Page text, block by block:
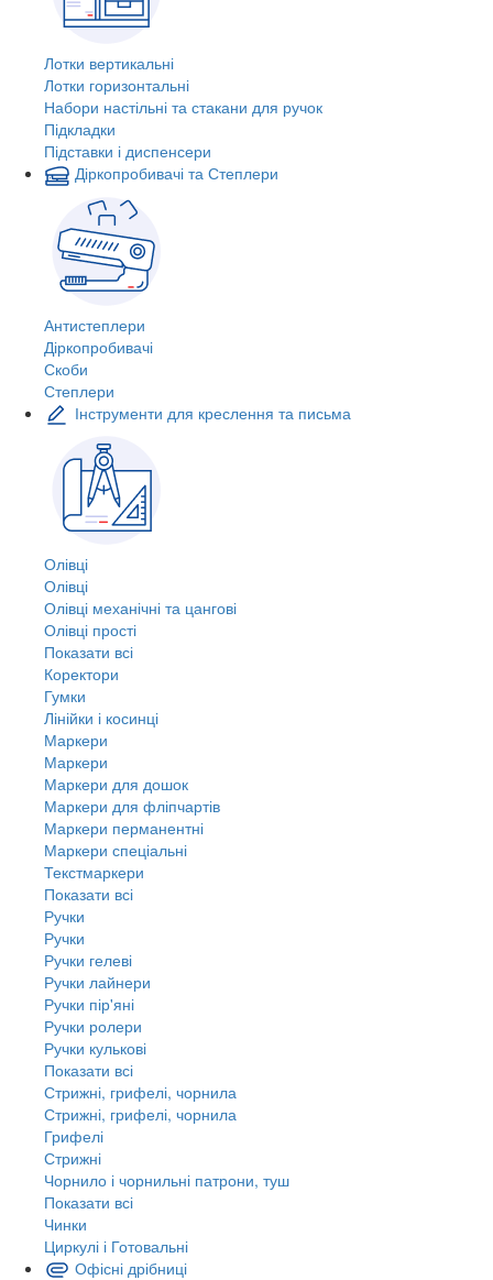
Лотки вертикальні
Лотки горизонтальні
Набори настільні та стакани для ручок
Підкладки
Підставки і диспенсери
Діркопробивачі та Степлери
Антистеплери
Діркопробивачі
Скоби
Степлери
Інструменти для креслення та письма
Олівці
Олівці
Олівці механічні та цангові
Олівці прості
Показати всі
Коректори
Гумки
Лінійки і косинці
Маркери
Маркери
Маркери для дошок
Маркери для фліпчартів
Маркери перманентні
Маркери спеціальні
Текстмаркери
Показати всі
Ручки
Ручки
Ручки гелеві
Ручки лайнери
Ручки пір'яні
Ручки ролери
Ручки кулькові
Показати всі
Стрижні, грифелі, чорнила
Стрижні, грифелі, чорнила
Грифелі
Стрижні
Чорнило і чорнильні патрони, туш
Показати всі
Чинки
Циркулі і Готовальні
Офісні дрібниці